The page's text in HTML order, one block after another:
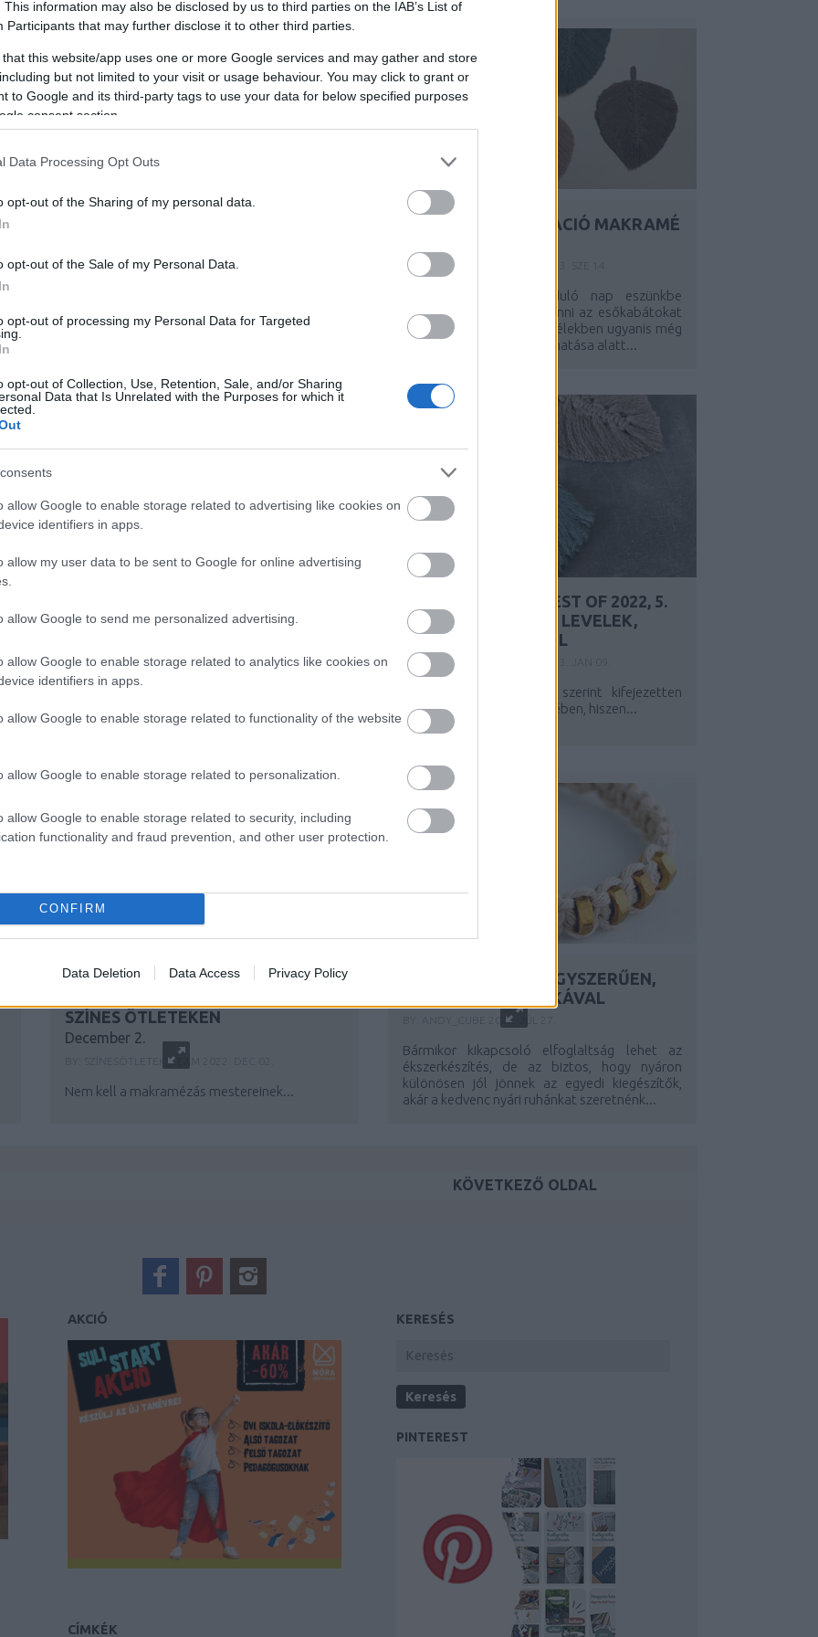
This information may also be disclosed by us to third parties on the IAB’s List of
Participants that may further disclose it to other third parties.
that this website/app uses one or more Google services and may gather and store
but not limited to your visit or usage behaviour. You may click to grant or
to Google and its third-party tags to use your data for below specified purposes
consent section.
Data Processing Opt Outs
opt-out of the Sharing of my personal data.
opt-out of the Sale of my Personal Data.
opt-out of processing my Personal Data for Targeted
opt-out of Collection, Use, Retention, Sale, and/or Sharing
Data that Is Unrelated with the Purposes for which it
allow Google to enable storage related to advertising like cookies on
identifiers in apps.
allow my user data to be sent to Google for online advertising
allow Google to send me personalized advertising.
allow Google to enable storage related to analytics like cookies on
identifiers in apps.
allow Google to enable storage related to functionality of the website
allow Google to enable storage related to personalization.
allow Google to enable storage related to security, including
functionality and fraud prevention, and other user protection.
CONFIRM
Data Deletion Data Access Privacy Policy
KARÁCSONYFÁRA
A csomózott karácsonyi díszek közül most egy
nagyon egyszerűen elkészíthető angyalt...
ŐSZI LEVÉLDEKORÁCIÓ MAKRAMÉ
BY: SZÍNESÖTLETEK_TEAM
A mai borongósan induló nap eszünkbe
juttatta, hogy ideje elővenni az esőkabátokat
és cserélni a dekorációt, lélekben ugyanis még
javában a nyári élmények hatása alatt...
NYERŐ PÁROS NYÁRRA!
Bármikor kikapcsoló elfoglaltság lehet az
ékszerkészítés, de az biztos, hogy nyáron
akár a kedvenc nyári ruhánkat szeretnénk...
SZÍNES ÖTLETEK BEST OF 2022, 5.
HELYEZETT - ISMÉT LEVELEK,
EZÚTTAL FONALBÓL
BY: SZÍNESÖTLETEK_TEAM
Az őszi levelek a jelek szerint kifejezetten
népszerűek olvasóink körében, hiszen...
KÉZÜGYES TIPPEK MINDEN NAPRA
SZÍNES ÖTLETEKEN
December 2.
SZÍNESÖTLETEK_TEAM
Nem kell a makramézás mestereinek...
ÉKSZERKÉSZÍTÉS EGYSZERŰEN,
MAKRAMÉ TECHNIKÁVAL
2022. JÚL 27.
Bármikor kikapcsoló elfoglaltság lehet az
ékszerkészítés, de az biztos, hogy nyáron
különösen jól jönnek az egyedi kiegészítők,
akár a kedvenc nyári ruhánkat szeretnénk...
KÖVETKEZŐ OLDAL
AKCIÓ
CÍMKÉK
KERESÉS
PINTEREST